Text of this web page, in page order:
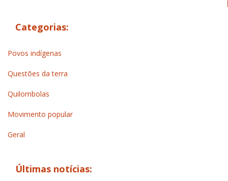
Categorias:
Povos indígenas
Questões da terra
Quilombolas
Movimento popular
Geral
Últimas notícias: